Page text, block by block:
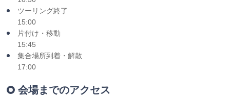
ツーリング終了
15:00
片付け・移動
15:45
集合場所到着・解散
17:00
会場までのアクセス